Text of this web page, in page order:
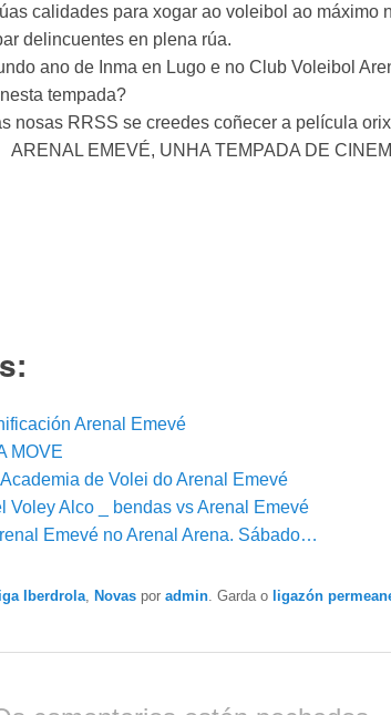
calidades para xogar ao voleibol ao máximo
delincuentes en plena rúa.
ano de Inma en Lugo e no Club Voleibol
tempada?
nosas RRSS se creedes coñecer a película
ARENAL EMEVÉ, UNHA TEMPADA DE
Arenal Emevé
MOVE
de Volei do Arenal Emevé
Voley Alco _ bendas vs Arenal Emevé
Emevé no Arenal Arena. Sábado…
Iberdrola Novas por admin . Garda o ligazón